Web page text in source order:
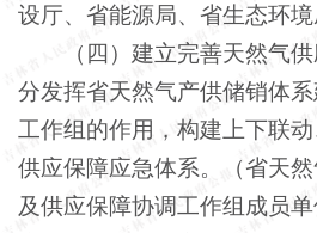
设厅、省能源局、省生态环境
（四）建立完善天然气
分发挥省天然气产供储销体
工作组的作用，构建上下联
供应保障应急体系。（省天
及供应保障协调工作组成员